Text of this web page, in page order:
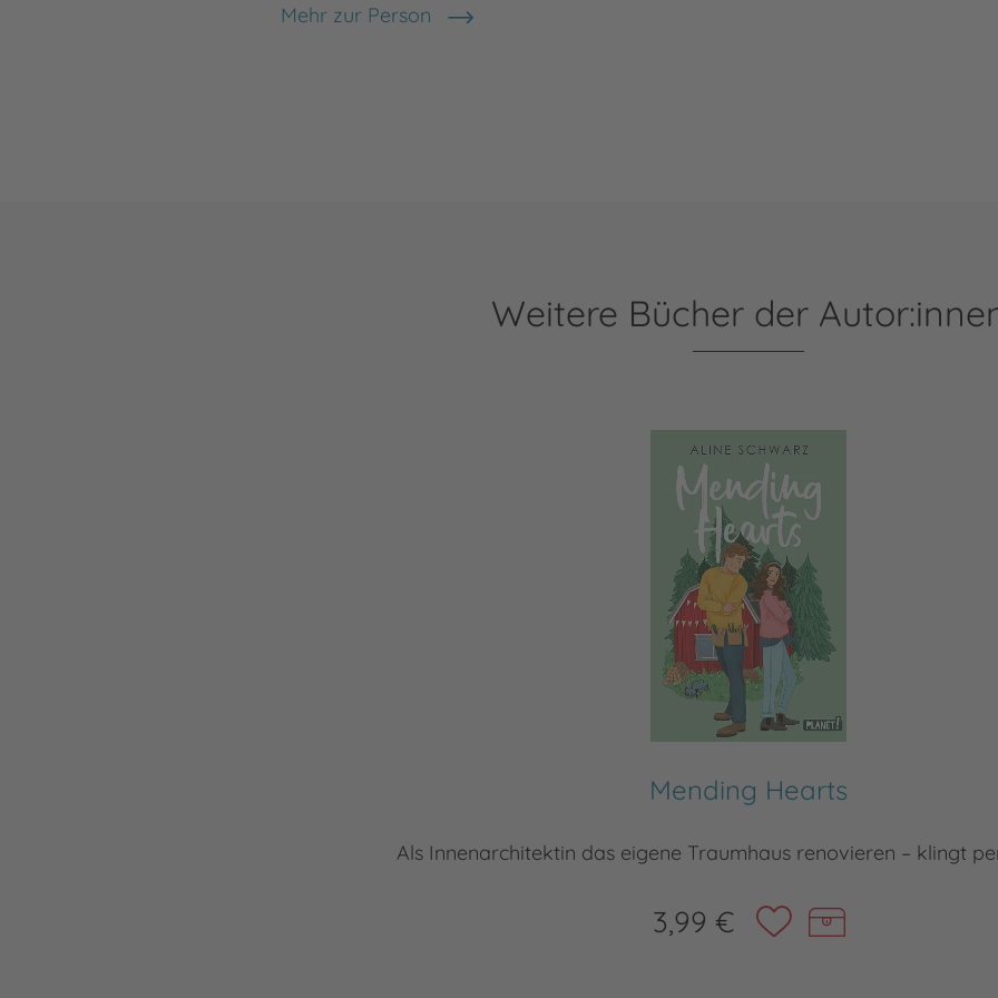
Mehr zur Person
Lea Melcher
Weitere Bücher der
Mending Hearts
Als Innenarchitektin das eigene Traumhaus renovieren – klingt
3,99 €